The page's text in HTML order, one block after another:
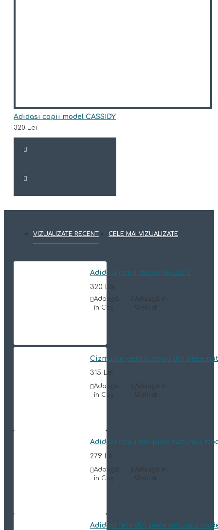
Adidasi copii model CASSIDY
320 Lei
VIZUALIZATE RECENT CELE MAI VIZUALIZATE
Adidasi copii model NELLY 2
320 Lei
Adaugă
în Coş
Adaugă in
Wishlist
Cizmulite pentru copii din piele
315 Lei
Adaugă
în Coş
Adaugă in
Wishlist
Adidasi copii din piele naturala
279 Lei
Adaugă
în Coş
Adaugă in
Wishlist
Adidasi fete din piele naturala